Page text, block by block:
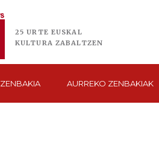
25 URTE EUSKAL
KULTURA ZABALTZEN
ZENBAKIA AURREKO ZENBAKIAK